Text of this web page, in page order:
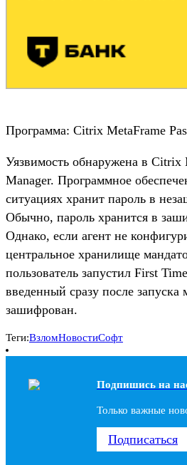
Программа: Citrix MetaFrame
Уязвимость обнаружена в Citrix
Manager. Программное
ситуациях хранит пароль в
Обычно, пароль хранится в
Однако, если агент не
центральное хранилище
пользователь запустил First
введенный сразу после запуска
зашифрован.
Теги:ВзломНовостиСофт
Подпишись на
Только важные
Подписаться